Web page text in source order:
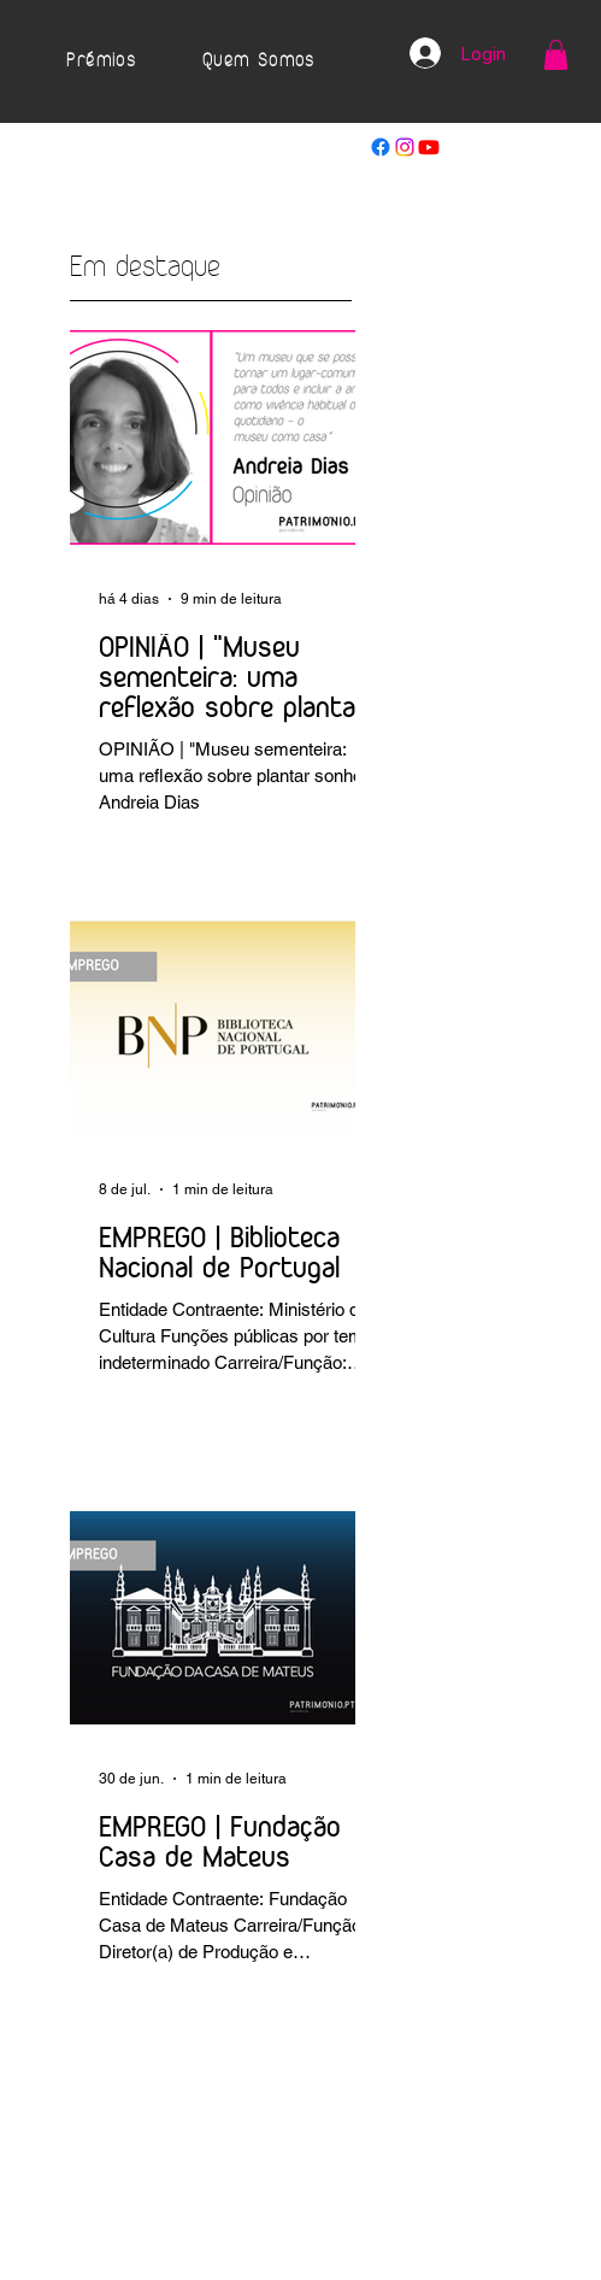
Prémios Quem Somos Login
Em destaque
OPINIÃO | "Museu
sementeira: uma
reflexão sobre plantar
sonhos" Andreia Dias
OPINIÃO | "Museu sementeira:
uma reflexão sobre plantar sonhos"
Andreia Dias
há 4 dias 9 min de leitura
EMPREGO | Biblioteca
Nacional de Portugal
Entidade Contraente: Ministério da
Cultura Funções públicas por tempo
indeterminado Carreira/Função:
espécies bibliográficas
intervencionadas; execução dos
programas de conservação
preventiva; produção de fichas de
tratamento e registo fotográfico das
intervenções; apoio a exposições i
8 de jul. 1 min de leitura
EMPREGO | Fundação
Casa de Mateus
Entidade Contraente: Fundação
Casa de Mateus Carreira/Função:
Diretor(a) de Produção e
30 de jun. 1 min de leitura